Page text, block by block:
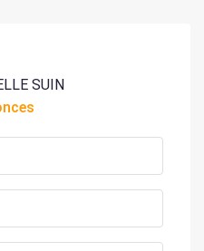
SUIN